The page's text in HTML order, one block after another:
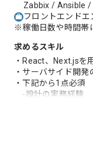
Zabbix / Ansible /
フロントエンド
※稼働日数や時間帯
求めるスキル
・React、Next.jsを
・サーバサイド開発
・下記から1点必須
-設計の実務経験
-Ruby on Rails、
-モダンなアーキテ